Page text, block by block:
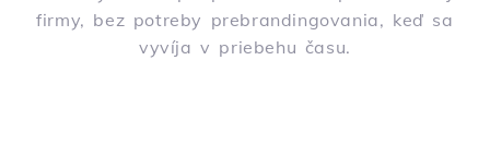
firmy, bez potreby prebrandingovania, keď sa
vyvíja v priebehu času.